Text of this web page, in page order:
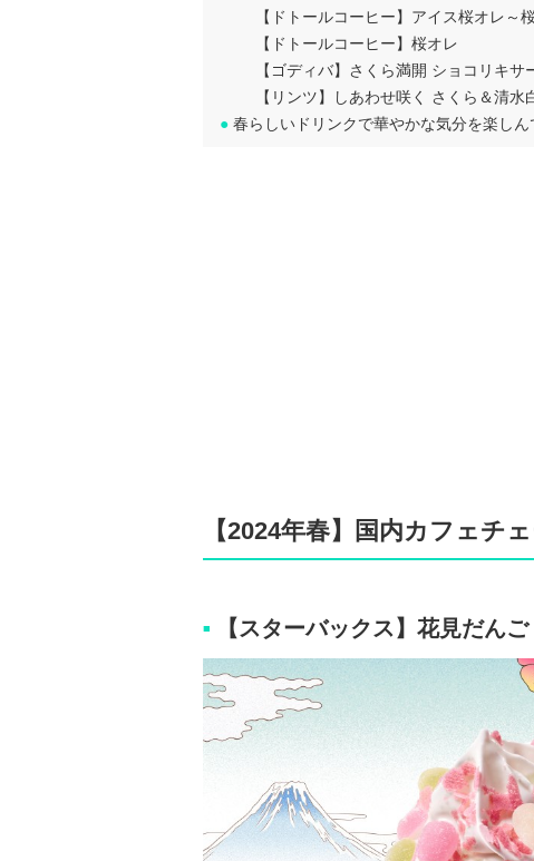
【ドトールコーヒー】アイス桜オレ～
【ドトールコーヒー】桜オレ
【ゴディバ】さくら満開 ショコリキサ
【リンツ】しあわせ咲く さくら＆清水
● 春らしいドリンクで華やかな気分を楽しん
【2024年春】国内カフェチ
■ 【スターバックス】花見だん